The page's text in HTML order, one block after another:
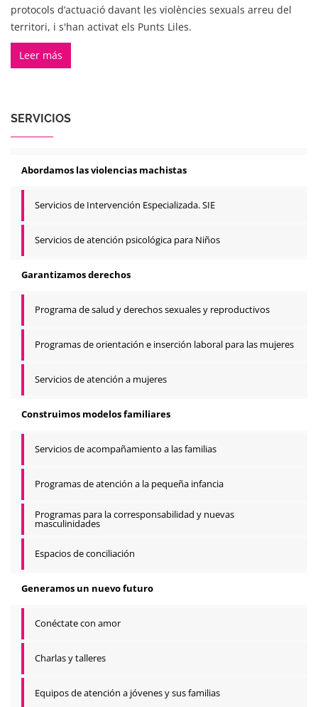
SERVICIOS
Abordamos las violencias machistas
Servicios de Intervención Especializada. SIE
Servicios de atención psicológica para Niños
Garantizamos derechos
Programa de salud y derechos sexuales y reproductivos
Programas de orientación e inserción laboral para las mujeres
Servicios de atención a mujeres
Construimos modelos familiares
Servicios de acompañamiento a las familias
Programas de atención a la pequeña infancia
Programas para la corresponsabilidad y nuevas
masculinidades
Espacios de conciliación
Generamos un nuevo futuro
Conéctate con amor
Charlas y talleres
Equipos de atención a jóvenes y sus familias
protocols d’actuació davant les violències sexuals arreu del
territori, i s'han activat els Punts Liles.
Leer más